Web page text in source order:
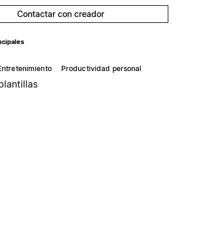
Contactar con creador
Productividad personal